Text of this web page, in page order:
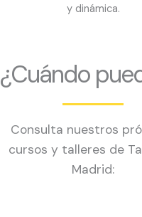
y dinámica.
¿Cuándo
Consulta nuestros
cursos y talleres de
Madrid: